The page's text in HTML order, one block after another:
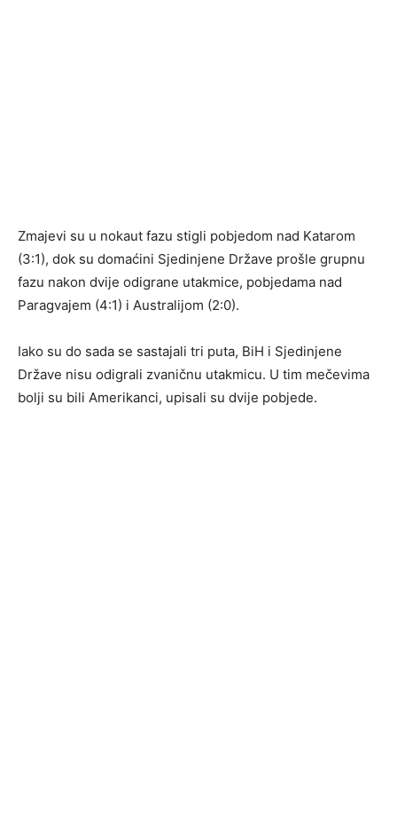
Zmajevi su u nokaut fazu stigli pobjedom nad Katarom
(3:1), dok su domaćini Sjedinjene Države prošle grupnu
fazu nakon dvije odigrane utakmice, pobjedama nad
Paragvajem (4:1) i Australijom (2:0).
Iako su do sada se sastajali tri puta, BiH i Sjedinjene
Države nisu odigrali zvaničnu utakmicu. U tim mečevima
bolji su bili Amerikanci, upisali su dvije pobjede.